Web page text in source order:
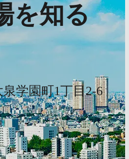
を知る
学園町1丁目2-6